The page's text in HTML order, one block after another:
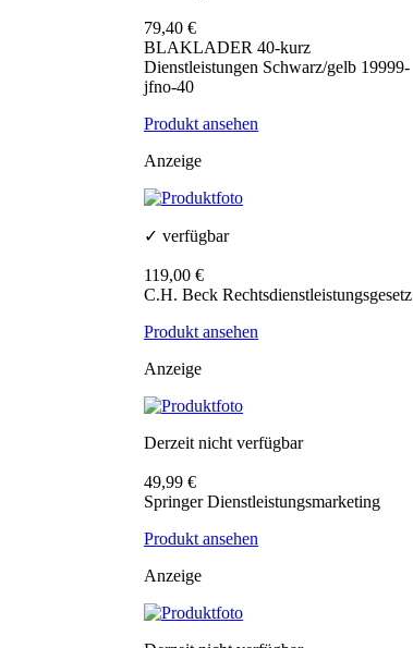
79,40 €
BLAKLADER 40-kurz
Dienstleistungen Schwarz/gelb 19999-
jfno-40
Produkt ansehen
Anzeige
✓ verfügbar
119,00 €
C.H. Beck Rechtsdienstleistungsgesetz
Produkt ansehen
Anzeige
Derzeit nicht verfügbar
49,99 €
Springer Dienstleistungsmarketing
Produkt ansehen
Anzeige